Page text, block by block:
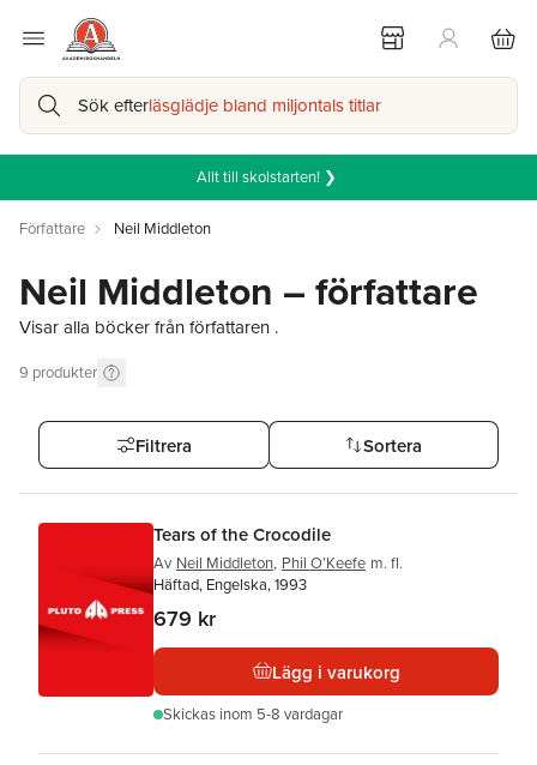
Sök efterläsglädje bland miljontals titlar
Allt till skolstarten! ❯
Författare Neil Middleton
Neil Middleton – författare
Visar alla böcker från författaren .
9 produkter
Filtrera Sortera
Tears of the Crocodile
Av Neil Middleton, Phil O’Keefe m. fl.
Häftad, Engelska, 1993
679 kr
Lägg i varukorg
Skickas inom 5-8 vardagar